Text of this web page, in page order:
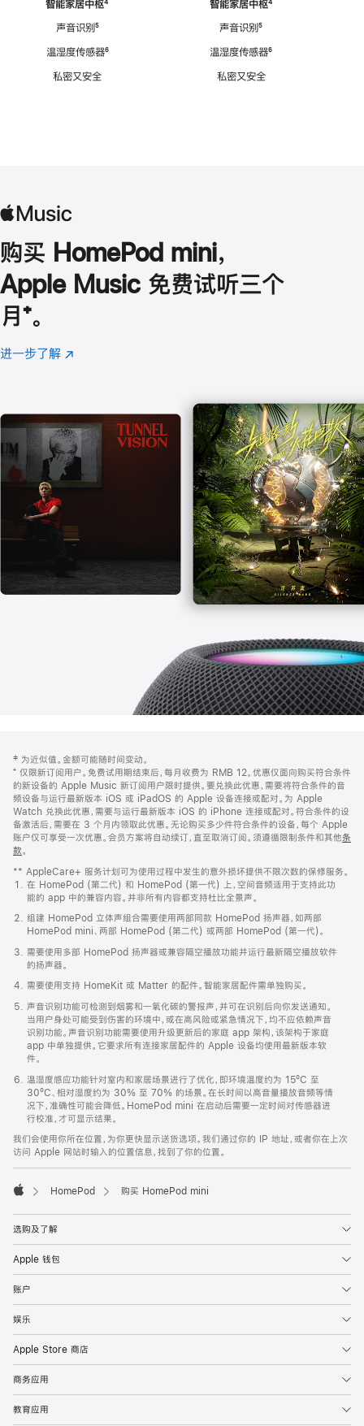
智能家居中枢脚
⁴
声音识别脚
⁵
温湿度传感器脚
⁶
私密又安全
智能家居中枢脚
⁴
声音识别脚
⁵
温湿度传感器脚
⁶
私密又安全
购买 HomePod mini，
Apple Music 免费试听三个
月 脚
注
⁺。
进一步了解 Apple
(在
口
中
打
开)
页
页
脚
注
‡ 为近似值。金额可能随时间变动。
⁺ 仅限新订阅用户。免费试用期结束后，每月收费为 RMB 12。优惠仅面向购买符合条件
的新设备的 Apple Music 新订阅用户限时提供。要兑换此优惠，需要将符合条件的音
频设备与运行最新版本 iOS 或 iPadOS 的 Apple 设备连接或配对。为 Apple
Watch 兑换此优惠，需要与运行最新版本 iOS 的 iPhone 连接或配对。符合条件的设
备激活后，需要在 3 个月内领取此优惠。无论购买多少件符合条件的设备，每个 Apple
账户仅可享受一次优惠。会员方案将自动续订，直至取消订阅。须遵循限制条件和其他条
款。
窗
口
中
打
开)
** AppleCare+ 服务计划可为使用过程中发生的意外损坏提供不限次数的保修服务。
在 HomePod (第二代) 和 HomePod (第一代) 上，空间音频适用于支持此功
能的 app 中的兼容内容。并非所有内容都支持杜比全景声。
组建 HomePod 立体声组合需要使用两部同款 HomePod 扬声器，如两部
HomePod mini、两部 HomePod (第二代) 或两部 HomePod (第一代)。
需要使用多部 HomePod 扬声器或兼容隔空播放功能并运行最新隔空播放软件
的扬声器。
需要使用支持 HomeKit 或 Matter 的配件。智能家居配件需单独购买。
声音识别功能可检测到烟雾和一氧化碳的警报声，并可在识别后向你发送通知。
当用户身处可能受到伤害的环境中，或在高风险或紧急情况下，均不应依赖声音
识别功能。声音识别功能需要使用升级更新后的家庭 app 架构，该架构于家庭
app 中单独提供。它要求所有连接家居配件的 Apple 设备均使用最新版本软
件。
温湿度感应功能针对室内和家居场景进行了优化，即环境温度约为 15ºC 至
30ºC、相对湿度约为 30% 至 70% 的场景。在长时间以高音量播放音频等情
况下，准确性可能会降低。HomePod mini 在启动后需要一定时间对传感器进
行校准，才可显示结果。
我们会使用你所在位置，为你更快显示送货选项。我们通过你的 IP 地址，或者你在上次
访问 Apple 网站时输入的位置信息，找到了你的位置。
HomePod 购买 HomePod mini
选购及了解
Apple 钱包
账户
娱乐
Apple Store 商店
商务应用
教育应用